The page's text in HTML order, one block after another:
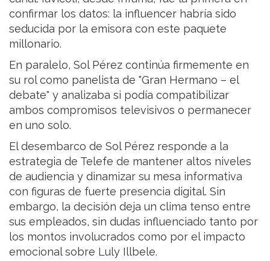
confirmar los datos: la influencer habría sido
seducida por la emisora con este paquete
millonario.
En paralelo, Sol Pérez continúa firmemente en
su rol como panelista de "Gran Hermano – el
debate" y analizaba si podía compatibilizar
ambos compromisos televisivos o permanecer
en uno solo.
El desembarco de Sol Pérez responde a la
estrategia de Telefe de mantener altos niveles
de audiencia y dinamizar su mesa informativa
con figuras de fuerte presencia digital. Sin
embargo, la decisión deja un clima tenso entre
sus empleados, sin dudas influenciado tanto por
los montos involucrados como por el impacto
emocional sobre Luly Illbele.